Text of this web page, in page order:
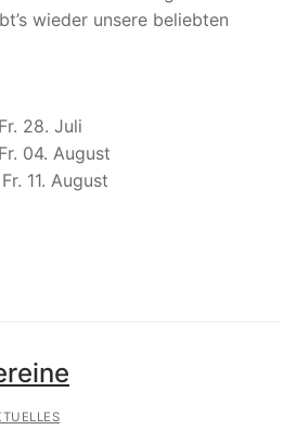
wieder unsere beliebten
28. Juli
04. August
11. August